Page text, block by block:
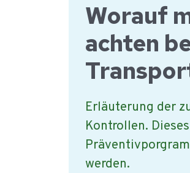
Worauf
achten
Erläuterung der
Kontrollen.
werden.